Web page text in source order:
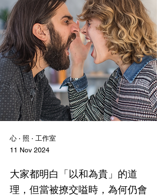
心 ‧ 照 ‧ 工作室
11 Nov 2024
大家都明白「以和為貴」的道
理，但當被撩交嗌時，為何仍會